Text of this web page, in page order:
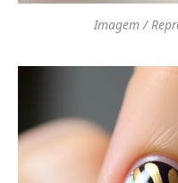
Imagem /